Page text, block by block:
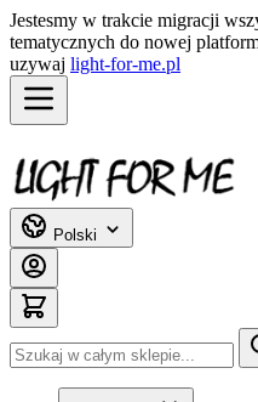
Jestesmy w trakcie migracji
tematycznych do nowej
uzywaj light-for-me.pl
Przejdź do treści
Polski
Szukaj